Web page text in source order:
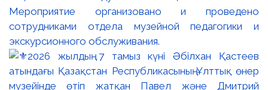
Мероприятие организовано и проведено
сотрудниками отдела музейной педагогики и
экскурсионного обслуживания.